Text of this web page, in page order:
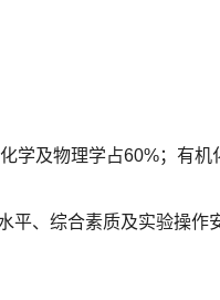
学及物理学占60%；有机
平、综合素质及实验操作